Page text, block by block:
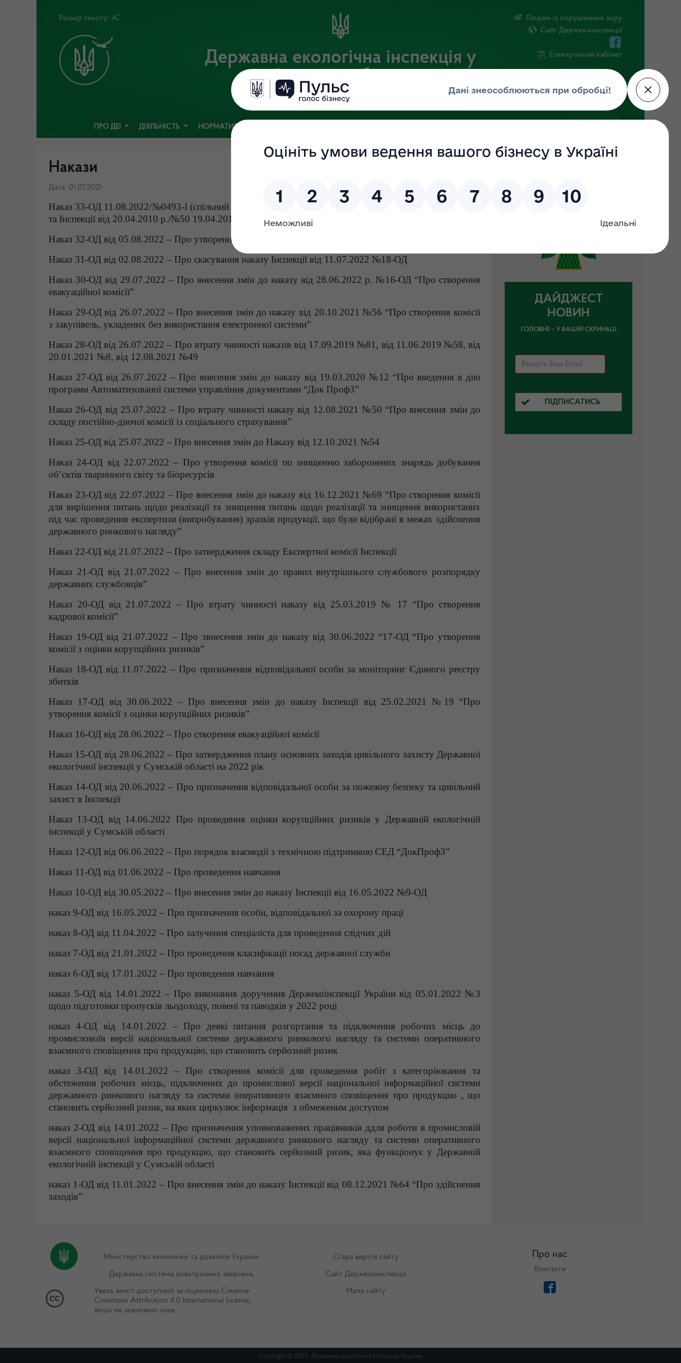
Розмір тексту:
Державна екологічна інспекція у
Сумській області
Офіційний веб-портал
Людям із порушенням зору
Сайт Держекоінспекції
Електронний кабінет
ПРО ДЕІ ДІЯЛЬНІСТЬ НОРМАТИВНА БАЗА
Накази
Дата: 01.07.2021
Наказ 33-ОД 11.08.2022/№0493-І (спільний із СумДУ) – Про внесення змін до спільного наказу СумДУ
та Інспекції від 20.04.2010 р./№50 19.04.2010
Наказ 32-ОД від 05.08.2022 – Про утворення комісії з питань надзвичайних ситуацій Інспекції
Наказ 31-ОД від 02.08.2022 – Про скасування наказу Інспекції від 11.07.2022 №18-ОД
Наказ 30-ОД від 29.07.2022 – Про внесення змін до наказу від 28.06.2022 р. №16-ОД “Про створення
евакуаційної комісії”
Наказ 29-ОД від 26.07.2022 – Про внесення змін до наказу від 20.10.2021 №56 “Про створення комісії
з закупівель, укладених без використання електронної системи”
Наказ 28-ОД від 26.07.2022 – Про втрату чинності наказів від 17.09.2019 №81, від 11.06.2019 №58, від
20.01.2021 №8, від 12.08.2021 №49
Наказ 27-ОД від 26.07.2022 – Про внесення змін до наказу від 19.03.2020 №12 “Про введення в дію
програми Автоматизованої системи управління документами “Док Проф3”
Наказ 26-ОД від 25.07.2022 – Про втрату чинності наказу від 12.08.2021 №50 “Про внесення змін до
складу постійно-діючої комісії із соціального страхування”
Наказ 25-ОД від 25.07.2022 – Про внесення змін до Наказу від 12.10.2021 №54
Наказ 24-ОД від 22.07.2022 – Про утворення комісії по знищенню заборонених знарядь добування
об’єктів тваринного світу та біоресурсів
Наказ 23-ОД від 22.07.2022 – Про внесення змін до наказу від 16.12.2021 №69 “Про створення комісії
для вирішення питань щодо реалізації та знищення питань щодо реалізації та знищення використаних
під час проведення експертизи (випробування) зразків продукції, що були відібрані в межах здійснення
державного ринкового нагляду”
Наказ 22-ОД від 21.07.2022 – Про затвердження складу Експертної комісії Інспекції
Наказ 21-ОД від 21.07.2022 – Про внесення змін до правил внутрішнього службового розпорядку
державних службовців”
Наказ 20-ОД від 21.07.2022 – Про втрату чинності наказу від 25.03.2019 № 17 “Про створення
кадрової комісії”
Наказ 19-ОД від 21.07.2022 – Про звнесення змін до наказу від 30.06.2022 “17-ОД “Про утворення
комісії з оцінки корупційних ризиків”
Наказ 18-ОД від 11.07.2022 – Про призначення відповідальної особи за моніторинг Єдиного реєстру
збитків
Наказ 17-ОД від 30.06.2022 – Про внесення змін до наказу Інспекції від 25.02.2021 №19 “Про
утворення комісії з оцінки корупційних ризиків”
Наказ 16-ОД від 28.06.2022 – Про створення евакуаційної комісії
Наказ 15-ОД від 28.06.2022 – Про затвердження плану основних заходів цивільного захисту Державної
екологічної інспекції у Сумській області на 2022 рік
Наказ 14-ОД від 20.06.2022 – Про призначення відповідальної особи за пожежну безпеку та цивільний
захист в Інспекції
Наказ 13-ОД від 14.06.2022 Про проведення оцінки корупційних ризиків у Державній екологічній
інспекції у Сумській області
Наказ 12-ОД від 06.06.2022 – Про порядок взаємодії з технічною підтримкою СЕД “ДокПроф3”
Наказ 11-ОД від 01.06.2022 – Про проведення навчання
Наказ 10-ОД від 30.05.2022 – Про внесення змін до наказу Інспекції від 16.05.2022 №9-ОД
наказ 9-ОД від 16.05.2022 – Про призначення особи, відповідальної за охорону праці
наказ 8-ОД від 11.04.2022 – Про залучення спеціаліста для проведення слідчих дій
наказ 7-ОД від 21.01.2022 – Про проведення класифікації посад державної служби
наказ 6-ОД від 17.01.2022 – Про проведення навчання
наказ 5-ОД від 14.01.2022 – Про виконання доручення Держекоінспекції України від 05.01.2022 №3
щодо підготовки пропусків льодоходу, повені та паводків у 2022 році
наказ 4-ОД від 14.01.2022 – Про деякі питання розгортання та підключення робочих місць до
промисловоїв версії національної системи державного ринкового нагляду та системи оперативного
взаємного сповіщення про продукцію, що становить серйозний ризик
наказ 3-ОД від 14.01.2022 – Про створення комісії для проведення робіт з категоріювання та
обстеження робочих місць, підключених до промислової версії національної інформаційної системи
державного ринкового нагляду та системи оперативного взаємного сповіщення про продукцію , що
становить серйозний ризик, на яких циркулює інформація з обмеженим доступом
наказ 2-ОД від 14.01.2022 – Про призначення уповноважених працівників ддля роботи в промисловій
версії національної інформаційної системи державного ринкового нагляду та системи оперативного
взаємного сповіщення про продукцію, що становить серйозний ризик, яка функціонує у Державній
екологічній інспекції у Сумській області
наказ 1-ОД від 11.01.2022 – Про внесення змін до наказу Інспекції від 08.12.2021 №64 “Про здійснення
заходів”
ДАЙДЖЕСТ
НОВИН
ГОЛОВНЕ – У ВАШІЙ СКРИНЬЦІ
ПІДПИСАТИСЬ
Міністерство економіки та довкілля України
Державна система електронних звернень
Увесь вміст доступний за ліцензією Creative
Commons Attribution 4.0 International license,
якщо не зазначено інше.
Стара версія сайту
Сайт Держекоінспекції
Мапа сайту
Про нас
Контакти
Copyright © 2023. Державна екологічна Інспекція України